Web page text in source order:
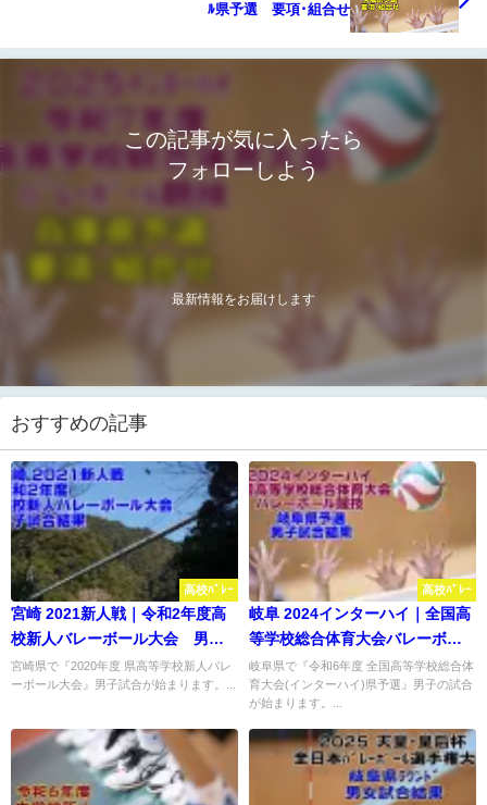
ﾙ県予選 要項･組合せ
この記事が気に入ったら
フォローしよう
最新情報をお届けします
おすすめの記事
高校ﾊﾞﾚｰ
宮崎 2021新人戦｜令和2年度高
校新人バレーボール大会 男子
試合結果
宮崎県で『2020年度 県高等学校新人バレ
ーボール大会』男子試合が始まります。...
高校ﾊﾞﾚｰ
岐阜 2024インターハイ｜全国高
等学校総合体育大会バレーボー
ル県予選 男子試合結果
岐阜県で『令和6年度 全国高等学校総合体
育大会(インターハイ)県予選』男子の試合
が始まります。...